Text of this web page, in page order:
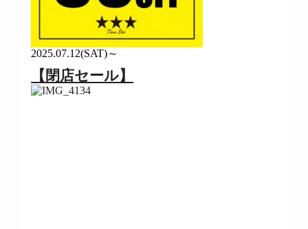
2025.07.12(SAT)～
【閉店セール】